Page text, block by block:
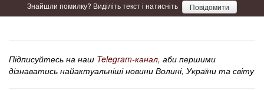
Знайшли помилку? Виділіть текст і натисніть Повідомити
Підписуйтесь на наш Telegram-канал, аби першими
дізнаватись найактуальніші новини Волині, України та світу